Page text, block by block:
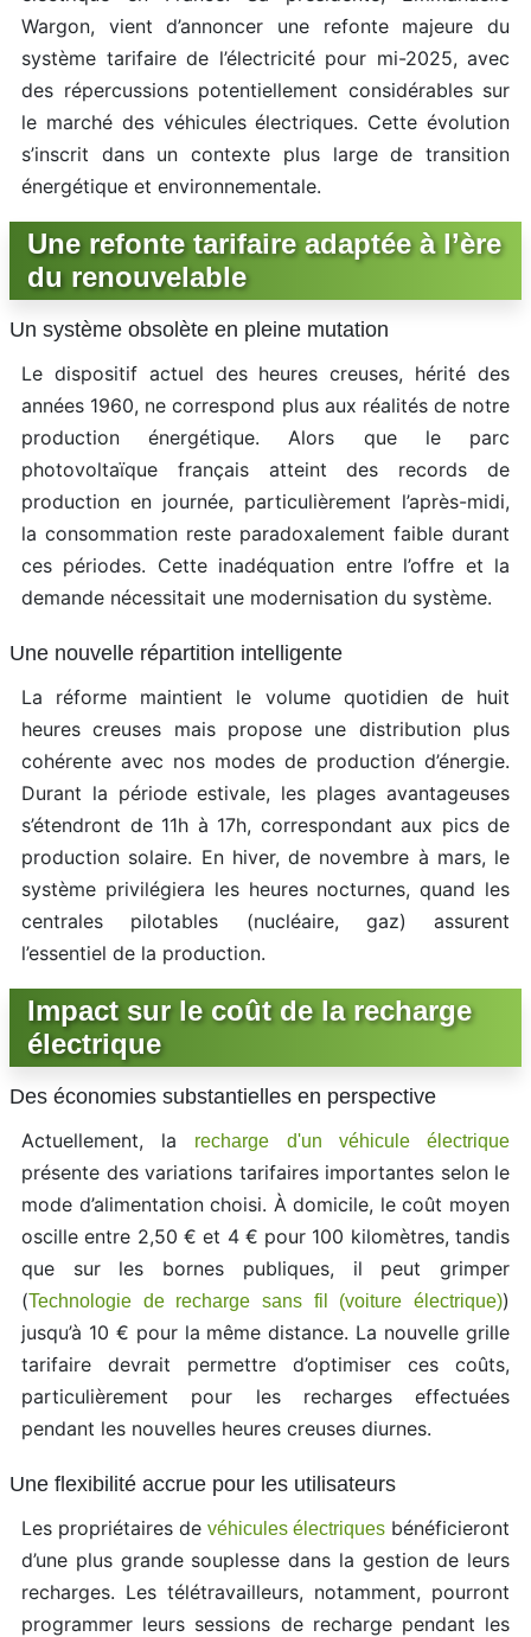
Wargon, vient d’annoncer une refonte majeure du
système tarifaire de l’électricité pour mi-2025, avec
des répercussions potentiellement considérables sur
le marché des véhicules électriques. Cette évolution
s’inscrit dans un contexte plus large de transition
énergétique et environnementale.
Une refonte tarifaire adaptée à l’ère
du renouvelable
Un système obsolète en pleine mutation
Le dispositif actuel des heures creuses, hérité des
années 1960, ne correspond plus aux réalités de notre
production énergétique. Alors que le parc
photovoltaïque français atteint des records de
production en journée, particulièrement l’après-midi,
la consommation reste paradoxalement faible durant
ces périodes. Cette inadéquation entre l’offre et la
demande nécessitait une modernisation du système.
Une nouvelle répartition intelligente
La réforme maintient le volume quotidien de huit
heures creuses mais propose une distribution plus
cohérente avec nos modes de production d’énergie.
Durant la période estivale, les plages avantageuses
s’étendront de 11h à 17h, correspondant aux pics de
production solaire. En hiver, de novembre à mars, le
système privilégiera les heures nocturnes, quand les
centrales pilotables (nucléaire, gaz) assurent
l’essentiel de la production.
Impact sur le coût de la recharge
électrique
Des économies substantielles en perspective
Actuellement, la recharge d'un véhicule électrique
présente des variations tarifaires importantes selon le
mode d’alimentation choisi. À domicile, le coût moyen
oscille entre 2,50 € et 4 € pour 100 kilomètres, tandis
que sur les bornes publiques, il peut grimper
(Technologie de recharge sans fil (voiture électrique))
jusqu’à 10 € pour la même distance. La nouvelle grille
tarifaire devrait permettre d’optimiser ces coûts,
particulièrement pour les recharges effectuées
pendant les nouvelles heures creuses diurnes.
Une flexibilité accrue pour les utilisateurs
Les propriétaires de véhicules électriques bénéficieront
d’une plus grande souplesse dans la gestion de leurs
recharges. Les télétravailleurs, notamment, pourront
programmer leurs sessions de recharge pendant les